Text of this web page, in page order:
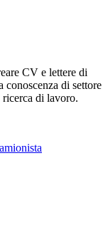
CV e lettere di
conoscenza di settore
ricerca di lavoro.